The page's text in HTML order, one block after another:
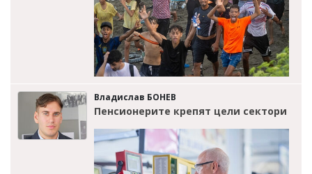
Владислав БОНЕВ
Пенсионерите крепят цели сектори